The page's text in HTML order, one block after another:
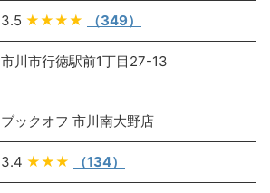
3.5 ★★★★ （349）
市川市行徳駅前1丁目27-13
ブックオフ 市川南大野店
3.4 ★★★ （134）